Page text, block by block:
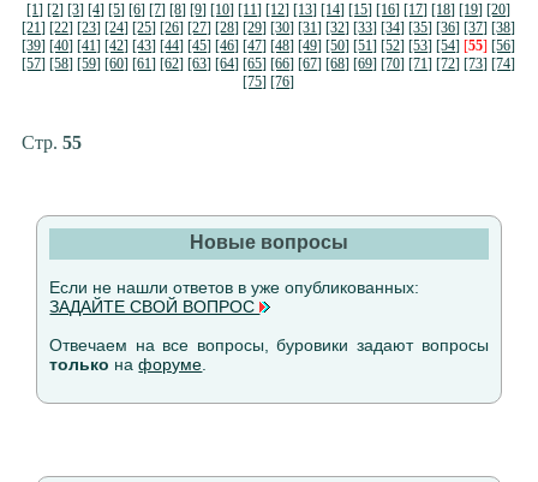
[1] [2] [3] [4] [5] [6] [7] [8] [9] [10] [11] [12] [13] [14] [15] [16] [17] [18] [19] [20]
[21] [22] [23] [24] [25] [26] [27] [28] [29] [30] [31] [32] [33] [34] [35] [36] [37] [38]
[39] [40] [41] [42] [43] [44] [45] [46] [47] [48] [49] [50] [51] [52] [53] [54] [55] [56]
[57] [58] [59] [60] [61] [62] [63] [64] [65] [66] [67] [68] [69] [70] [71] [72] [73] [74]
[75] [76]
Стр. 55
Новые вопросы
Если не нашли ответов в уже опубликованных:
ЗАДАЙТЕ СВОЙ ВОПРОС
Отвечаем на все вопросы, буровики задают вопросы
только нафоруме